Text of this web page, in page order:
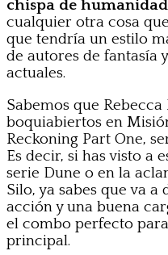
chispa de humanidad
cualquier otra cosa
que tendría un estilo
de autores de fantasía
actuales.
Sabemos que
boquiabiertos en
Reckoning Part One,
Es decir, si has visto a
serie Dune o en la
Silo, ya sabes que va
acción y una buena
el combo perfecto
principal.